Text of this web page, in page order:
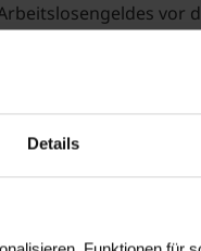
Details
vor
beträgt das
aus
u.